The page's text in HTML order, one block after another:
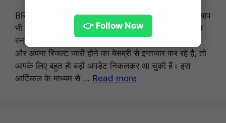
BRABU UG 1st Semester Result 2025-29: क्या आप
भी बाबा साहेब भीमराव अंबेडकर यूनिवर्सिटी (BRABU) के तहत
स्नातक सत्र 2025-29 की लिखित परीक्षा में शामिल हुए थे।
और अपना रिजल्ट जारी होने का बेसब्री से इन्तजार कर रहे है, तो
आपके लिए बहुत ही बड़ी अपडेट निकलकर आ चुकी हैं। इस
आर्टिकल के माध्यम से … Read more
👉 Follow Now